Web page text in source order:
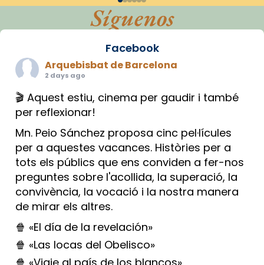
Síguenos
Facebook
Arquebisbat de Barcelona
2 days ago
🎬 Aquest estiu, cinema per gaudir i també
per reflexionar!
Mn. Peio Sánchez proposa cinc pel·lícules
per a aquestes vacances. Històries per a
tots els públics que ens conviden a fer-nos
preguntes sobre l'acollida, la superació, la
convivència, la vocació i la nostra manera
de mirar els altres.
🍿 «El día de la revelación»
🍿 «Las locas del Obelisco»